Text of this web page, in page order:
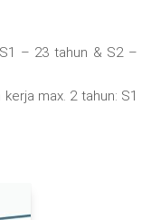
– 23 tahun & S2 –
max. 2 tahun: S1